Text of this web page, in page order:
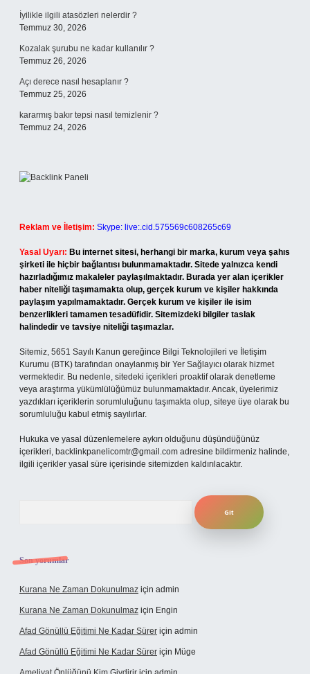
İyilikle ilgili atasözleri nelerdir ?
Temmuz 30, 2026
Kozalak şurubu ne kadar kullanılır ?
Temmuz 26, 2026
Açı derece nasıl hesaplanır ?
Temmuz 25, 2026
kararmış bakır tepsi nasıl temizlenir ?
Temmuz 24, 2026
Reklam ve İletişim: Skype: live:.cid.575569c608265c69
Yasal Uyarı: Bu internet sitesi, herhangi bir marka, kurum veya şahıs
şirketi ile hiçbir bağlantısı bulunmamaktadır. Sitede yalnızca kendi
hazırladığımız makaleler paylaşılmaktadır. Burada yer alan içerikler
haber niteliği taşımamakta olup, gerçek kurum ve kişiler hakkında
paylaşım yapılmamaktadır. Gerçek kurum ve kişiler ile isim
benzerlikleri tamamen tesadüfidir. Sitemizdeki bilgiler taslak
halindedir ve tavsiye niteliği taşımazlar.
Sitemiz, 5651 Sayılı Kanun gereğince Bilgi Teknolojileri ve İletişim
Kurumu (BTK) tarafından onaylanmış bir Yer Sağlayıcı olarak hizmet
vermektedir. Bu nedenle, sitedeki içerikleri proaktif olarak denetleme
veya araştırma yükümlülüğümüz bulunmamaktadır. Ancak, üyelerimiz
yazdıkları içeriklerin sorumluluğunu taşımakta olup, siteye üye olarak bu
sorumluluğu kabul etmiş sayılırlar.
Hukuka ve yasal düzenlemelere aykırı olduğunu düşündüğünüz
içerikleri, backlinkpanelicomtr@gmail.com adresine bildirmeniz halinde,
ilgili içerikler yasal süre içerisinde sitemizden kaldırılacaktır.
Son yorumlar
Kurana Ne Zaman Dokunulmaz için admin
Kurana Ne Zaman Dokunulmaz için Engin
Afad Gönüllü Eğitimi Ne Kadar Sürer için admin
Afad Gönüllü Eğitimi Ne Kadar Sürer için Müge